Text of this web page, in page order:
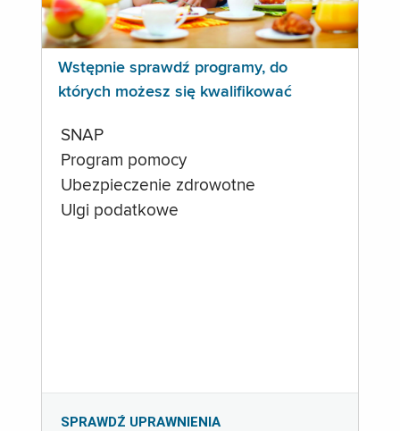
Wstępnie sprawdź programy, do
których możesz się kwalifikować
SNAP
Program pomocy
Ubezpieczenie zdrowotne
Ulgi podatkowe
SPRAWDŹ UPRAWNIENIA